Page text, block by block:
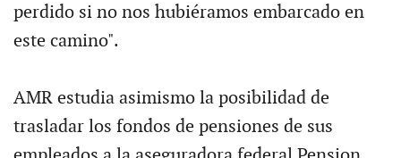
perdido si no nos hubiéramos embarcado en
este camino".
AMR estudia asimismo la posibilidad de
trasladar los fondos de pensiones de sus